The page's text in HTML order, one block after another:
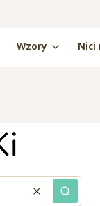
Wzory Nici
WyczyśćSzukaj